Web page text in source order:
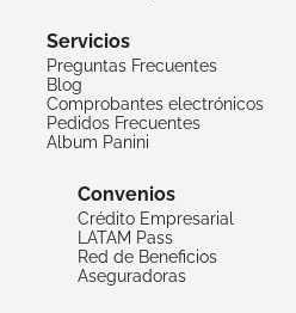
Servicios
Preguntas Frecuentes
Blog
Comprobantes electrónicos
Pedidos Frecuentes
Album Panini
Convenios
Crédito Empresarial
LATAM Pass
Red de Beneficios
Aseguradoras